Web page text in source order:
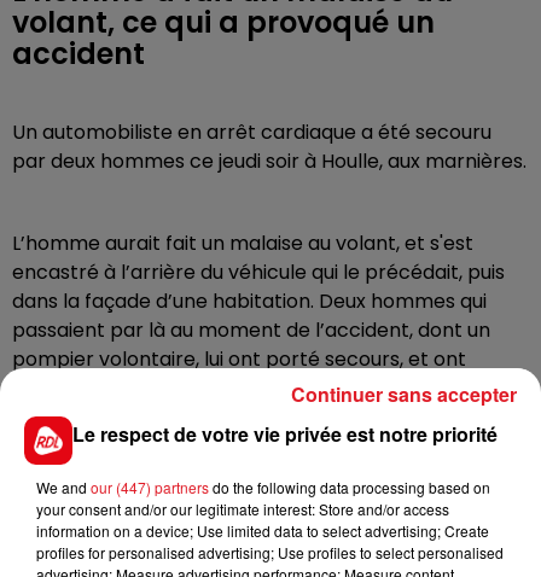
volant, ce qui a provoqué un
accident
Un automobiliste en arrêt cardiaque a été secouru
par deux hommes ce jeudi soir à Houlle, aux marnières.
L’homme aurait fait un malaise au volant, et s'est
encastré à l’arrière du véhicule qui le précédait, puis
dans la façade d’une habitation. Deux hommes qui
passaient par là au moment de l’accident, dont un
pompier volontaire, lui ont porté secours, et ont
réalisé un massage cardiaque. la victime âgée de 72
ans, originaire d'Armentières, et qui était en séjour au
camping d'Eperlecques a pu reprendre un rythme
cardique, avant d'être transportée à l'hôpital de Lens,
par les secours.
Le respect de votre vie privée est notre priorité
We and our (447) partnersdo the following data processing based on
your consent and/or our legitimate interest: Store and/or access
information on a device; Use limited data to select advertising; Create
profiles for personalised advertising; Use profiles to select personalised
Continuer sans accepter